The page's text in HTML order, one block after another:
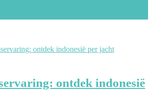
ontdek indonesië